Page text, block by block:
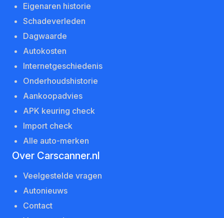
Eigenaren historie
Schadeverleden
Dagwaarde
Autokosten
Internetgeschiedenis
Onderhoudshistorie
Aankoopadvies
APK keuring check
Import check
Alle auto-merken
Over Carscanner.nl
Veelgestelde vragen
Autonieuws
Contact